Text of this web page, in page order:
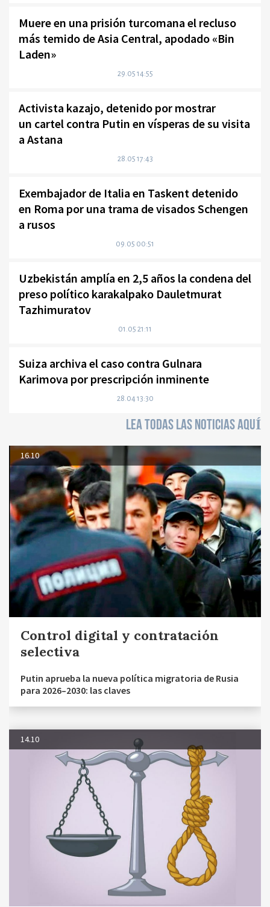
Muere en una prisión turcomana el recluso
más temido de Asia Central, apodado «Bin
Laden»
29.05 14:55
Activista kazajo, detenido por mostrar
un cartel contra Putin en vísperas de su visita
a Astana
28.05 17:43
Exembajador de Italia en Taskent detenido
en Roma por una trama de visados Schengen
a rusos
09.05 00:51
Uzbekistán amplía en 2,5 años la condena del
preso político karakalpako Dauletmurat
Tazhimuratov
01.05 21:11
Suiza archiva el caso contra Gulnara
Karimova por prescripción inminente
28.04 13:30
LEA TODAS LAS NOTICIAS AQUÍ
16.10
Control digital y contratación
selectiva
Putin aprueba la nueva política migratoria de Rusia
para 2026–2030: las claves
14.10